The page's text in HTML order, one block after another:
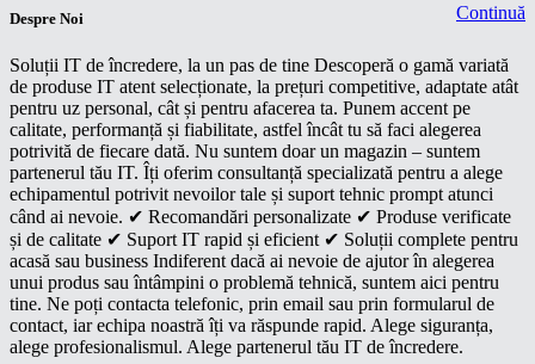
Continuă
Despre Noi
Soluții IT de încredere, la un pas de tine Descoperă o gamă variată
de produse IT atent selecționate, la prețuri competitive, adaptate atât
pentru uz personal, cât și pentru afacerea ta. Punem accent pe
calitate, performanță și fiabilitate, astfel încât tu să faci alegerea
potrivită de fiecare dată. Nu suntem doar un magazin – suntem
partenerul tău IT. Îți oferim consultanță specializată pentru a alege
echipamentul potrivit nevoilor tale și suport tehnic prompt atunci
când ai nevoie. ✔ Recomandări personalizate ✔ Produse verificate
și de calitate ✔ Suport IT rapid și eficient ✔ Soluții complete pentru
acasă sau business Indiferent dacă ai nevoie de ajutor în alegerea
unui produs sau întâmpini o problemă tehnică, suntem aici pentru
tine. Ne poți contacta telefonic, prin email sau prin formularul de
contact, iar echipa noastră îți va răspunde rapid. Alege siguranța,
alege profesionalismul. Alege partenerul tău IT de încredere.